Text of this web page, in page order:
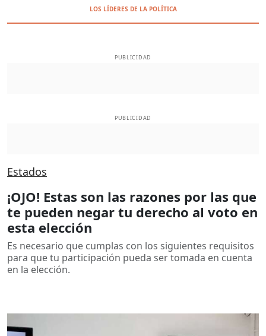
LOS LÍDERES DE LA POLÍTICA
PUBLICIDAD
PUBLICIDAD
Estados
¡OJO! Estas son las razones por las que
te pueden negar tu derecho al voto en
esta elección
Es necesario que cumplas con los siguientes requisitos
para que tu participación pueda ser tomada en cuenta
en la elección.